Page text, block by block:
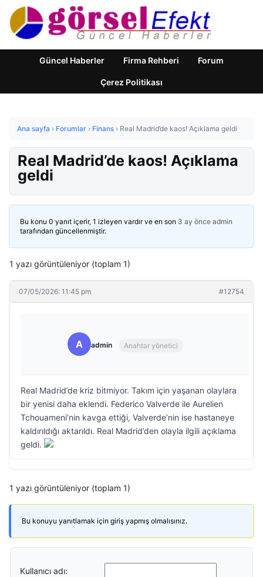
Güncel Haberler Firma Rehberi Forum
Çerez Politikası
Ana sayfa › Forumlar › Finans › Real Madrid’de kaos! Açıklama geldi
Real Madrid’de kaos! Açıklama
geldi
Bu konu 0 yanıt içerir, 1 izleyen vardır ve en son 3 ay önce admin
tarafından güncellenmiştir.
1 yazı görüntüleniyor (toplam 1)
07/05/2026: 11:45 pm #12754
A admin Anahtar yönetici
Real Madrid’de kriz bitmiyor. Takım için yaşanan olaylara
bir yenisi daha eklendi. Federico Valverde ile Aurelien
Tchouameni’nin kavga ettiği, Valverde’nin ise hastaneye
kaldırıldığı aktarıldı. Real Madrid’den olayla ilgili açıklama
geldi.
1 yazı görüntüleniyor (toplam 1)
Bu konuyu yanıtlamak için giriş yapmış olmalısınız.
Kullanıcı adı: